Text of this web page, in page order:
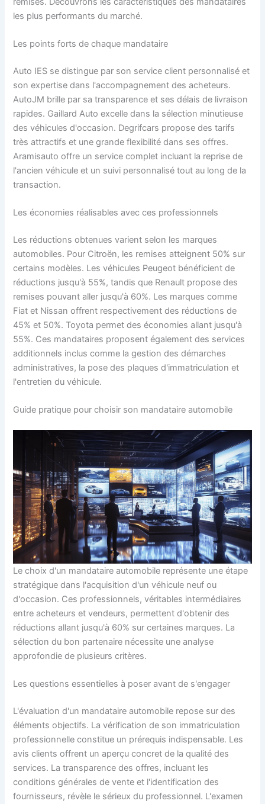
les plus performants du marché.
Les points forts de chaque mandataire
Auto IES se distingue par son service client personnalisé et
son expertise dans l'accompagnement des acheteurs.
AutoJM brille par sa transparence et ses délais de livraison
rapides. Gaillard Auto excelle dans la sélection minutieuse
des véhicules d'occasion. Degrifcars propose des tarifs
très attractifs et une grande flexibilité dans ses offres.
Aramisauto offre un service complet incluant la reprise de
l'ancien véhicule et un suivi personnalisé tout au long de la
transaction.
Les économies réalisables avec ces professionnels
Les réductions obtenues varient selon les marques
automobiles. Pour Citroën, les remises atteignent 50% sur
certains modèles. Les véhicules Peugeot bénéficient de
réductions jusqu'à 55%, tandis que Renault propose des
remises pouvant aller jusqu'à 60%. Les marques comme
Fiat et Nissan offrent respectivement des réductions de
45% et 50%. Toyota permet des économies allant jusqu'à
55%. Ces mandataires proposent également des services
additionnels inclus comme la gestion des démarches
administratives, la pose des plaques d'immatriculation et
l'entretien du véhicule.
Guide pratique pour choisir son mandataire automobile
Le choix d'un mandataire automobile représente une étape
stratégique dans l'acquisition d'un véhicule neuf ou
d'occasion. Ces professionnels, véritables intermédiaires
entre acheteurs et vendeurs, permettent d'obtenir des
réductions allant jusqu'à 60% sur certaines marques. La
sélection du bon partenaire nécessite une analyse
approfondie de plusieurs critères.
Les questions essentielles à poser avant de s'engager
L'évaluation d'un mandataire automobile repose sur des
éléments objectifs. La vérification de son immatriculation
professionnelle constitue un prérequis indispensable. Les
avis clients offrent un aperçu concret de la qualité des
services. La transparence des offres, incluant les
conditions générales de vente et l'identification des
fournisseurs, révèle le sérieux du professionnel. L'examen